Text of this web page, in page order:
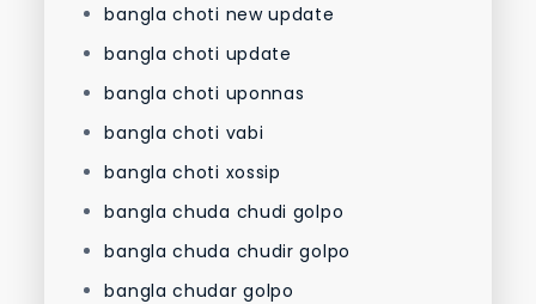
bangla choti new update
bangla choti update
bangla choti uponnas
bangla choti vabi
bangla choti xossip
bangla chuda chudi golpo
bangla chuda chudir golpo
bangla chudar golpo